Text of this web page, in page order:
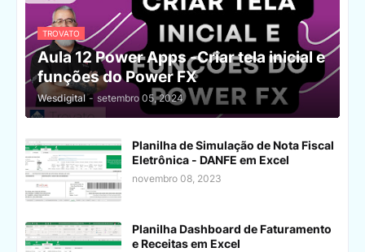
TROVATO
Aula 12 Power Apps -Criar tela inicial e
funções do Power FX
Wesdigital - setembro 05, 2024
Planilha de Simulação de Nota Fiscal
Eletrônica - DANFE em Excel
novembro 08, 2023
Planilha Dashboard de Faturamento
e Receitas em Excel